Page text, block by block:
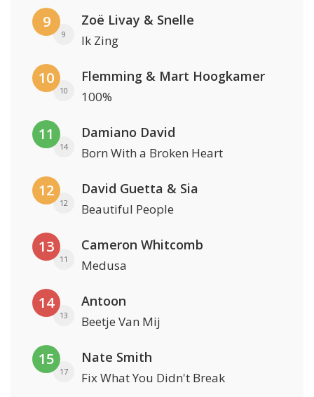
9
9
Zoë Livay & Snelle
Ik Zing
10
10
Flemming & Mart Hoogkamer
100%
11
14
Damiano David
Born With a Broken Heart
12
12
David Guetta & Sia
Beautiful People
13
11
Cameron Whitcomb
Medusa
14
13
Antoon
Beetje Van Mij
15
17
Nate Smith
Fix What You Didn't Break